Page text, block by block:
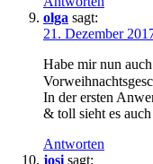
olga sagt:
21. Dezember
Habe mir nun
In der ersten
& toll sieht es
Antworten
josi sagt: